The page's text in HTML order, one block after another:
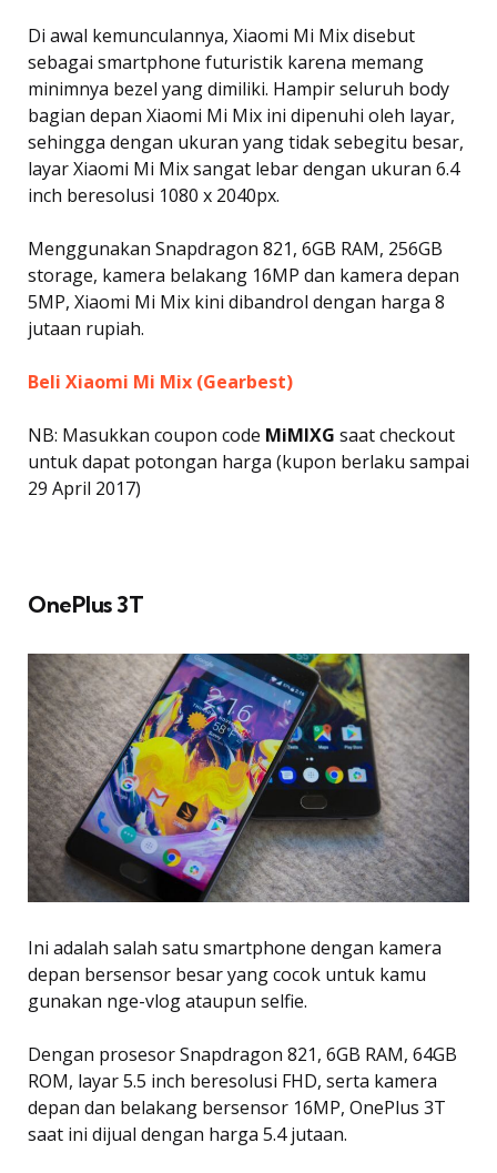
Di awal kemunculannya, Xiaomi Mi Mix disebut
sebagai smartphone futuristik karena memang
minimnya bezel yang dimiliki. Hampir seluruh body
bagian depan Xiaomi Mi Mix ini dipenuhi oleh layar,
sehingga dengan ukuran yang tidak sebegitu besar,
layar Xiaomi Mi Mix sangat lebar dengan ukuran 6.4
inch beresolusi 1080 x 2040px.
Menggunakan Snapdragon 821, 6GB RAM, 256GB
storage, kamera belakang 16MP dan kamera depan
5MP, Xiaomi Mi Mix kini dibandrol dengan harga 8
jutaan rupiah.
Beli Xiaomi Mi Mix (Gearbest)
NB: Masukkan coupon code MiMIXG saat checkout
untuk dapat potongan harga (kupon berlaku sampai
29 April 2017)
OnePlus 3T
Ini adalah salah satu smartphone dengan kamera
depan bersensor besar yang cocok untuk kamu
gunakan nge-vlog ataupun selfie.
Dengan prosesor Snapdragon 821, 6GB RAM, 64GB
ROM, layar 5.5 inch beresolusi FHD, serta kamera
depan dan belakang bersensor 16MP, OnePlus 3T
saat ini dijual dengan harga 5.4 jutaan.